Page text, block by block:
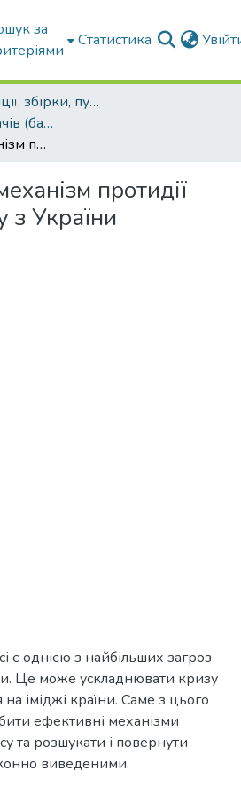
за
Статистика
Конференції, збірки, публікації молодих вчених і здобувачів : магістрів, бакалаврів, аспірантів.
Публікації здобувачів (бакалаврів. магістрів, аспірантів)
Тенденції та механізм протидії втечі капіталу з України
протидії
з України
є однією з найбільших загроз
Це може ускладнювати кризу
на іміджі країни. Саме з цього
ефективні механізми
та розшукати і повернути
виведеними.